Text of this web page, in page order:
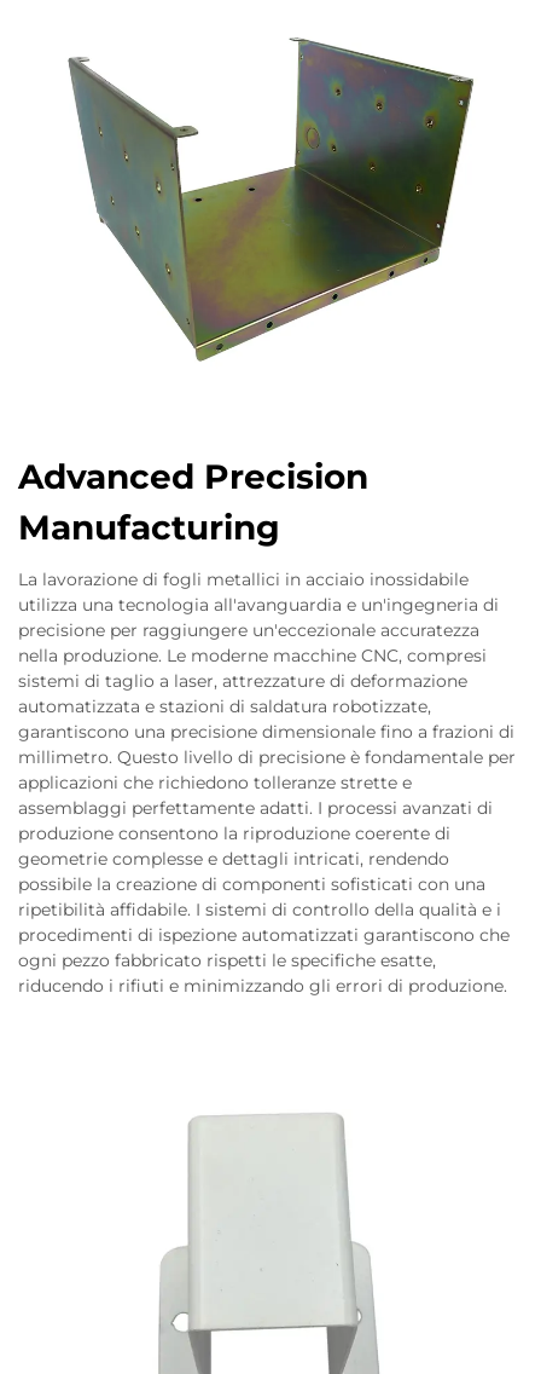
Advanced Precision
Manufacturing
La lavorazione di fogli metallici in acciaio inossidabile
utilizza una tecnologia all'avanguardia e un'ingegneria di
precisione per raggiungere un'eccezionale accuratezza
nella produzione. Le moderne macchine CNC, compresi
sistemi di taglio a laser, attrezzature di deformazione
automatizzata e stazioni di saldatura robotizzate,
garantiscono una precisione dimensionale fino a frazioni di
millimetro. Questo livello di precisione è fondamentale per
applicazioni che richiedono tolleranze strette e
assemblaggi perfettamente adatti. I processi avanzati di
produzione consentono la riproduzione coerente di
geometrie complesse e dettagli intricati, rendendo
possibile la creazione di componenti sofisticati con una
ripetibilità affidabile. I sistemi di controllo della qualità e i
procedimenti di ispezione automatizzati garantiscono che
ogni pezzo fabbricato rispetti le specifiche esatte,
riducendo i rifiuti e minimizzando gli errori di produzione.